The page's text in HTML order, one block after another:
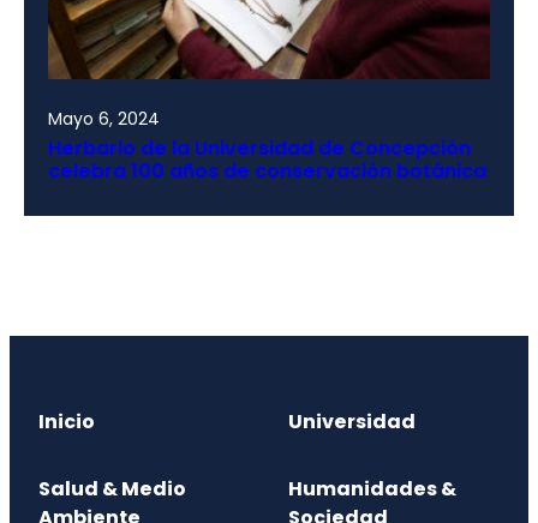
Mayo 6, 2024
Herbario de la Universidad de Concepción
celebra 100 años de conservación botánica
Inicio Universidad
Salud & Medio
Ambiente
Humanidades &
Sociedad